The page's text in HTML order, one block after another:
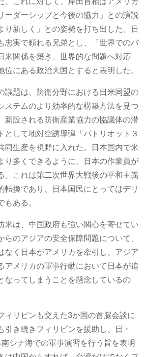
ーダーシップと今後の協力」との演説
り新しく」との姿勢を打ち出した。日
忠実で頼れる兄弟とし、「世界でのパ
米関係を築き、世界的な問題へ対応
位にある政治大国とすると表明した。
議題は、防衛分野における日米同盟の
ステムのより効率的な構築方法を見つ
新設される防衛産業協力の協議体の潜
として地対空誘導弾「パトリオット３
同生産を視野に入れた。日本国内で米
り多くできるように、日本の作業員が
。これは第二次世界大戦後の平和主義
転換であり、日本国民にとってはデリ
ある。
米は、中国政府も強い関心を寄せてい
らのアジアの安全保障問題について、
なく日本がアメリカを牽引し、アジア
アメリカの軍事行動において日本が追
なってしまうことを懸念しているの
ィリピンも交えた3か国の首脳会談に
引き続きフィリピンを援助し、日・
シナ海での軍事演習を行う旨を表明